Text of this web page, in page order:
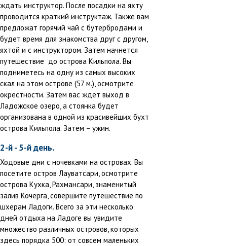
ждать инструктор. После посадки на яхту
проводится краткий инструктаж. Также вам
предложат горячий чай с бутербродами и
будет время для знакомства друг с другом,
яхтой и с инструктором. Затем начнется
путешествие до острова Кильпола. Вы
подниметесь на одну из самых высоких
скал на этом острове (57 м.), осмотрите
окрестности. Затем вас ждет выход в
Ладожское озеро, а стоянка будет
организована в одной из красивейших бухт
острова Кильпола. Затем – ужин.
2-й - 5-й день.
Ходовые дни с ночевками на островах. Вы
посетите остров Лауватсари, осмотрите
острова Кухка, Рахмансари, знаменитый
залив Кочерга, совершите путешествие по
шхерам Ладоги. Всего за эти несколько
дней отдыха на Ладоге вы увидите
множество различных островов, которых
здесь порядка 500: от совсем маленьких